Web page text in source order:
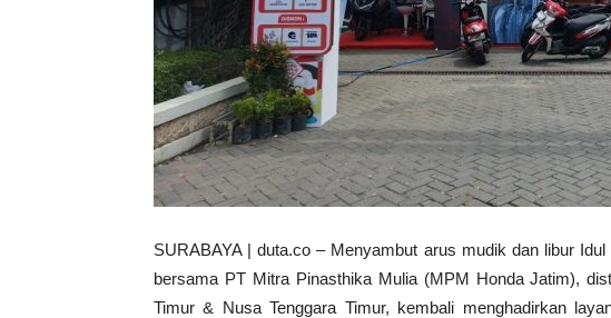
SURABAYA | duta.co – Menyambut arus mudik dan libur
bersama PT Mitra Pinasthika Mulia (MPM Honda Jatim),
Timur & Nusa Tenggara Timur, kembali menghadirkan